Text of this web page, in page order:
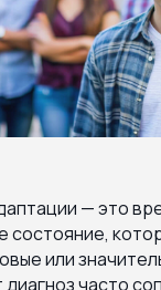
— это
состояние,
или
часто